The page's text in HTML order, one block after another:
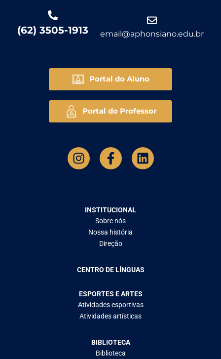
(62) 3505-1913 email@aphonsiano.edu.br
Portal do Aluno
Portal do Professor
INSTITUCIONAL
Sobre nós
Nossa história
Direção
CENTRO DE LÍNGUAS
ESPORTES E ARTES
Atividades esportivas
Atividades artísticas
BIBLIOTECA
Biblioteca